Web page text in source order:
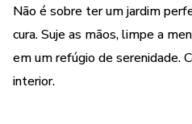
poderoso de cuidar de plantas
meditação ativa — um caminho
ancorar-se no presente e
pensou ter perdido.
Não é sobre ter um jardim
cura. Suje as mãos, limpe a
em um refúgio de serenidade.
interior.